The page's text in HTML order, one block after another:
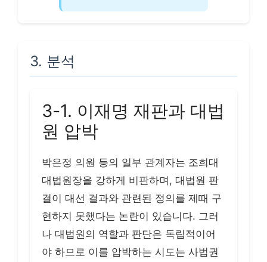
3. 분석
3-1. 이재명 재판과 대법
원 압박
박은정 의원 등의 일부 관계자는 조희대
대법원장을 강하게 비판하며, 대법원 판
결이 대선 결과와 관련된 정의를 제때 구
현하지 못했다는 논란이 있습니다. 그러
나 대법원의 역할과 판단은 독립적이어
야 하므로 이를 압박하는 시도는 사법권